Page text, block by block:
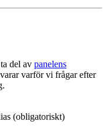
del av panelens
varför vi frågar efter
(obligatoriskt)